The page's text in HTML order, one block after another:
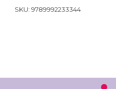
SKU: 9789992233344